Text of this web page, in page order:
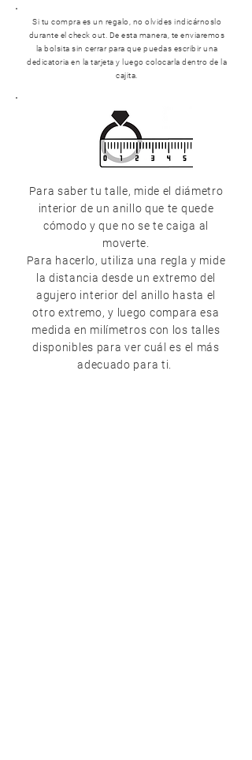
Si tu compra es un regalo, no olvides indicárnoslo
durante el check out. De esta manera, te enviaremos
la bolsita sin cerrar para que puedas escribir una
dedicatoria en la tarjeta y luego colocarla dentro de la
cajita.
Para saber tu talle, mide el diámetro
interior de un anillo que te quede
cómodo y que no se te caiga al
moverte.
Para hacerlo, utiliza una regla y mide
la distancia desde un extremo del
agujero interior del anillo hasta el
otro extremo, y luego compara esa
medida en milímetros con los talles
disponibles para ver cuál es el más
adecuado para ti.